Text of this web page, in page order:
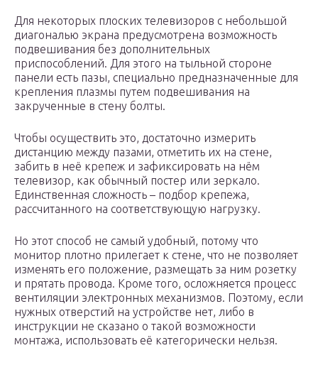
Для некоторых плоских телевизоров с небольшой
диагональю экрана предусмотрена возможность
подвешивания без дополнительных
приспособлений. Для этого на тыльной стороне
панели есть пазы, специально предназначенные для
крепления плазмы путем подвешивания на
закрученные в стену болты.
Чтобы осуществить это, достаточно измерить
дистанцию между пазами, отметить их на стене,
забить в неё крепеж и зафиксировать на нём
телевизор, как обычный постер или зеркало.
Единственная сложность – подбор крепежа,
рассчитанного на соответствующую нагрузку.
Но этот способ не самый удобный, потому что
монитор плотно прилегает к стене, что не позволяет
изменять его положение, размещать за ним розетку
и прятать провода. Кроме того, осложняется процесс
вентиляции электронных механизмов. Поэтому, если
нужных отверстий на устройстве нет, либо в
инструкции не сказано о такой возможности
монтажа, использовать её категорически нельзя.